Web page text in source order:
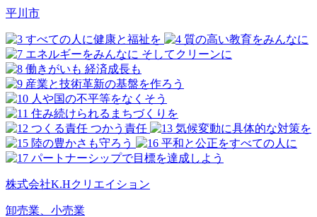
平川市
株式会社K.Hクリエイション
卸売業、小売業